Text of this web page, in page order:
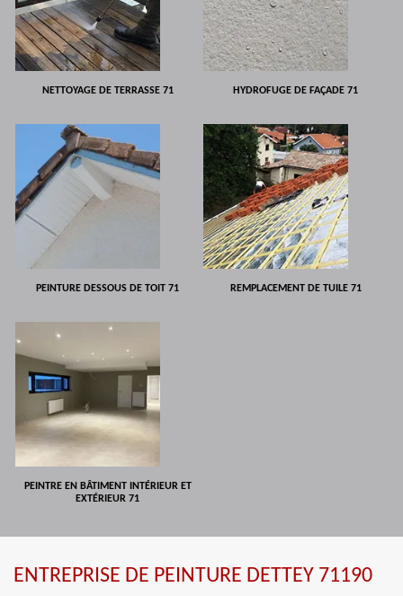
NETTOYAGE DE TERRASSE 71 HYDROFUGE DE FAÇADE 71
PEINTURE DESSOUS DE TOIT 71 REMPLACEMENT DE TUILE 71
PEINTRE EN BÂTIMENT INTÉRIEUR ET
EXTÉRIEUR 71
ENTREPRISE DE PEINTURE DETTEY 71190